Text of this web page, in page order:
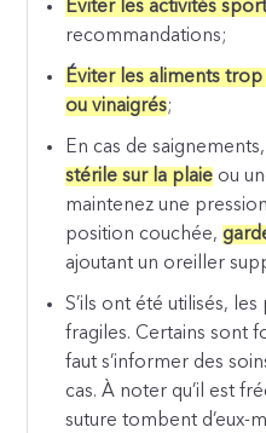
Éviter les activités
recommandations;
Éviter les aliments trop
ou vinaigrés;
En cas de saignements,
stérile sur la plaie ou
maintenez une
position couchée,
ajoutant un oreiller
S’ils ont été utilisés,
fragiles. Certains sont
faut s’informer des
cas. À noter qu’il est
suture tombent d’eux-